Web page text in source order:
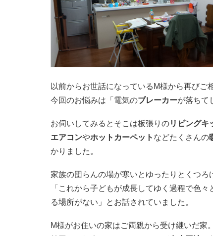
以前からお世話になっているM様から再びご
今回のお悩みは「電気のブレーカーが落ちて
お伺いしてみるとそこは板張りのリビングキ
エアコンやホットカーペット などたくさんの
かりました。
家族の団らんの場が寒いとゆったりとくつろ
「これから子どもが成長してゆく過程で色
る場所がない」とお話されていました。
M様がお住いの家はご両親から受け継いだ家。